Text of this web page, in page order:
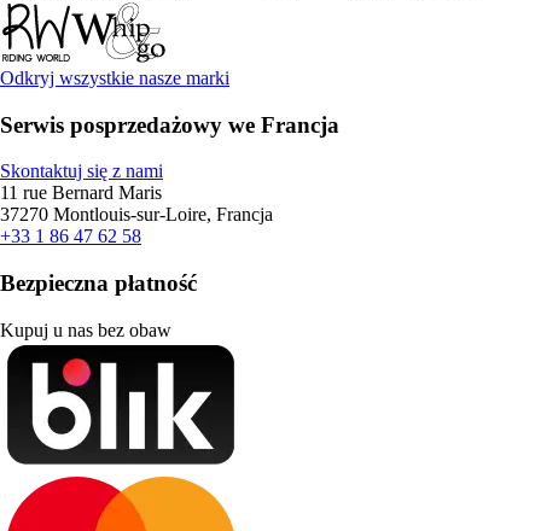
Odkryj wszystkie nasze marki
Serwis posprzedażowy we Francja
Skontaktuj się z nami
11 rue Bernard Maris
37270 Montlouis-sur-Loire, Francja
+33 1 86 47 62 58
Bezpieczna płatność
Kupuj u nas bez obaw